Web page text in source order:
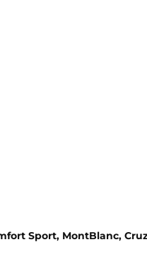
Sport, MontBlanc,